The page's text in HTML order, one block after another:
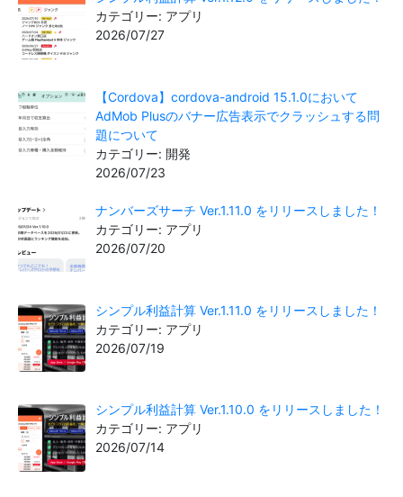
カテゴリー: アプリ
2026/07/27
【Cordova】cordova-android 15.1.0において
AdMob Plusのバナー広告表示でクラッシュする問
題について
カテゴリー: 開発
2026/07/23
ナンバーズサーチ Ver.1.11.0 をリリースしました！
カテゴリー: アプリ
2026/07/20
シンプル利益計算 Ver.1.11.0 をリリースしました！
カテゴリー: アプリ
2026/07/19
シンプル利益計算 Ver.1.10.0 をリリースしました！
カテゴリー: アプリ
2026/07/14